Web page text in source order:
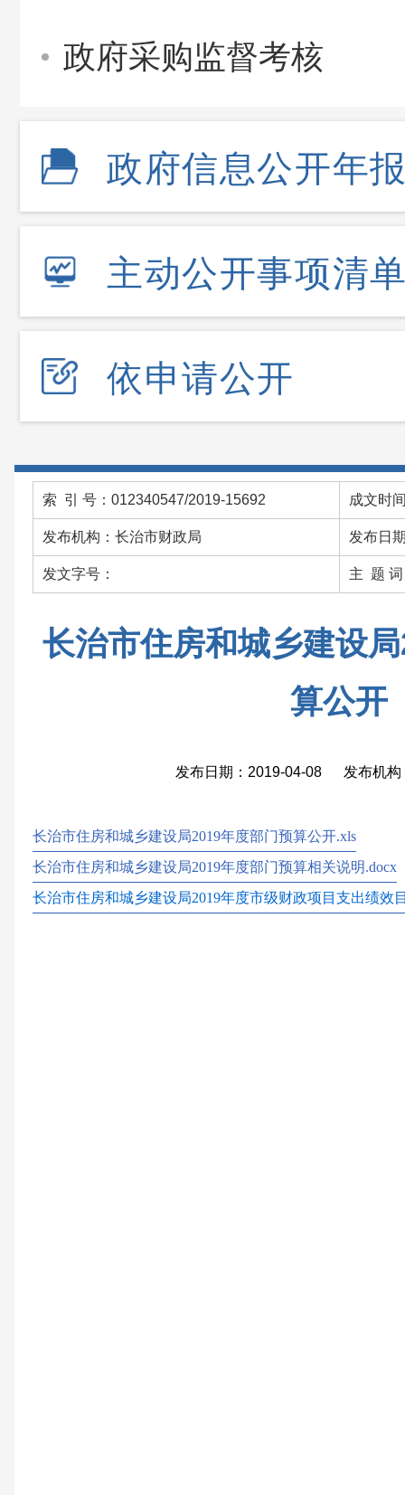
政府采购监督考核
政府信息公开年
主动公开事项清
依申请公开
索 引 号：012340547/2019-15692 成文时
发布机构：长治市财政局 发布日
发文字号： 主 题 词
长治市住房和城乡建设
算公开
发布日期：2019-04-08 发布机构
长治市住房和城乡建设局2019年度部门预算公开.xls
长治市住房和城乡建设局2019年度部门预算相关说明.docx
长治市住房和城乡建设局2019年度市级财政项目支出绩效